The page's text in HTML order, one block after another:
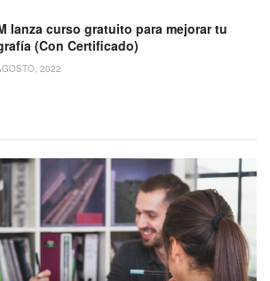
lanza curso gratuito para mejorar tu
(Con Certificado)
2022